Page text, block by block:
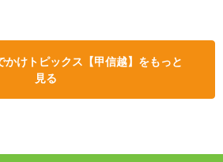
かけトピックス【甲信越】をもっと
見る